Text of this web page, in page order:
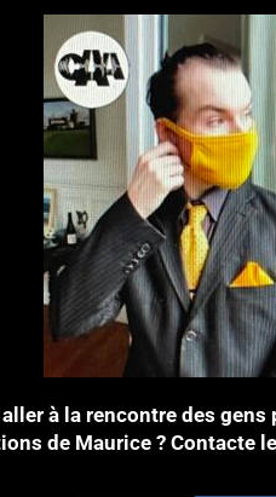
à la rencontre des
de Maurice ? Contacte